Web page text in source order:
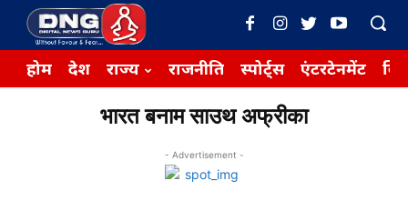
होम देश राज्य राजनीति स्पोर्ट्स एंटरटेनमेंट
भारत बनाम साउथ अफ्रीका
- Advertisement -